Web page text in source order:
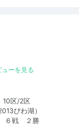
ューを見る
10区/2区
びわ湖）
６戦 ２勝